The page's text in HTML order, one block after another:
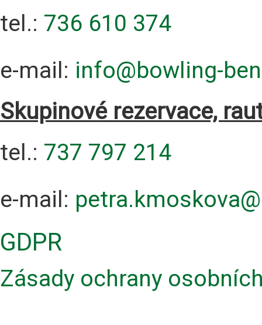
tel.: 736 610 374
e-mail: info@bowling-
Skupinové rezervace,
tel.: 737 797 214
e-mail:
GDPR
Zásady ochrany